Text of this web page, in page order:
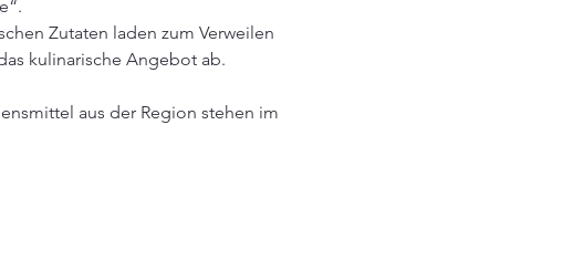
Zutaten laden zum Verweilen
kulinarische Angebot ab.
aus der Region stehen im